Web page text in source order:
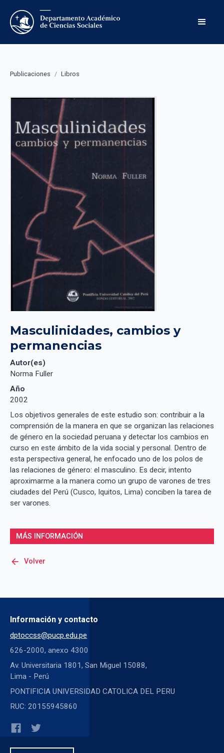
Publicaciones / Libros
Masculinidades, cambios y
permanencias
Autor(es)
Norma Fuller
Año
2002
Los objetivos generales de este estudio son: contribuir a la
comprensión de la manera en que se organizan las relaciones
de género en la sociedad peruana y detectar los cambios en
curso en este ámbito de la vida social y personal. Dentro de
esta perspectiva general, he enfocado uno de los polos de
las relaciones de género: el masculino. Es decir, intento
aproximarme a la manera como un grupo de varones de tres
ciudades del Perú (Cusco, Iquitos, Lima) conciben la tarea de
ser varones.
MÁS INFORMACIÓN
arrow_back Volver
Información y contacto
dptoccss@pucp.edu.pe
626-2000, anexo 4300
Av. Universitaria 1801, San Miguel 15088,
Lima - Perú
PONTIFICIA UNIVERSIDAD CATOLICA DEL PERU
RUC: 20155945860